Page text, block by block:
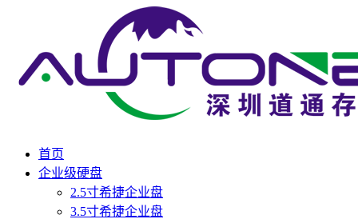
首页
企业级硬盘
2.5寸希捷企业盘
3.5寸希捷企业盘